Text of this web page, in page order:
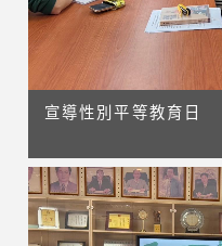
宣導性別平等教育日